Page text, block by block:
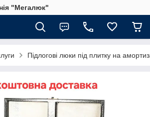
"Мегалюк"
Підлогові люки під плитку на